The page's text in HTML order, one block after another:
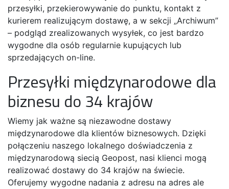
przesyłki, przekierowywanie do punktu, kontakt z
kurierem realizującym dostawę, a w sekcji „Archiwum”
– podgląd zrealizowanych wysyłek, co jest bardzo
wygodne dla osób regularnie kupujących lub
sprzedających on-line.
Przesyłki międzynarodowe dla
biznesu do 34 krajów
Wiemy jak ważne są niezawodne dostawy
międzynarodowe dla klientów biznesowych. Dzięki
połączeniu naszego lokalnego doświadczenia z
międzynarodową siecią Geopost, nasi klienci mogą
realizować dostawy do 34 krajów na świecie.
Oferujemy wygodne nadania z adresu na adres ale